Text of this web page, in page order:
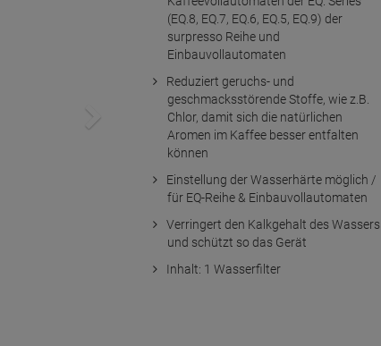
(EQ.8, EQ.7, EQ.6, EQ.5, EQ.9) der
surpresso Reihe und
Einbauvollautomaten
Reduziert geruchs- und
geschmacksstörende Stoffe, wie z.B.
Chlor, damit sich die natürlichen
Aromen im Kaffee besser entfalten
können
Einstellung der Wasserhärte möglich /
für EQ-Reihe & Einbauvollautomaten
Verringert den Kalkgehalt des Wassers
und schützt so das Gerät
Inhalt: 1 Wasserfilter